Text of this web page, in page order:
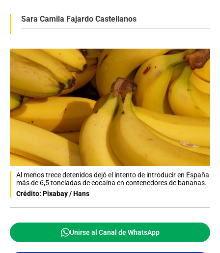
Sara Camila Fajardo Castellanos
Al menos trece detenidos dejó el intento de introducir en España
más de 6,5 toneladas de cocaína en contenedores de bananas.
Crédito: Pixabay / Hans
Unirse al Canal de WhatsApp